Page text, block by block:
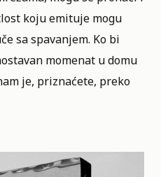
koju emituje mogu
sa spavanjem. Ko bi
momenat u domu
je, priznaćete, preko